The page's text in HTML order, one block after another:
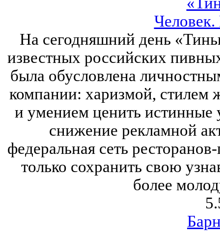
На сегодняшний день
известных российских
была обусловлена
компании: харизмой, стилем
и умением ценить истинные
снижение рекламной
федеральная сеть
только сохранить свою
более